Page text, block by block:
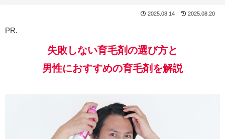
2025.08.14 2025.08.20
PR.
失敗しない育毛剤の選び方と
男性におすすめの育毛剤を解説